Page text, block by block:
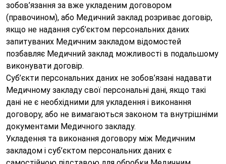
зобов’язання за вже укладеним договором
(правочином), або Медичний заклад розриває договір,
якщо не надання суб’єктом персональних даних
запитуваних Медичним закладом відомостей
позбавляє Медичний заклад можливості в подальшому
виконувати договір.
Суб’єкти персональних даних не зобов’язані надавати
Медичному закладу свої персональні дані, якщо такі
дані не є необхідними для укладення і виконання
договору, або не вимагаються законом та внутрішніми
документами Медичного закладу.
Укладення та виконання договору між Медичним
закладом і суб’єктом персональних даних є
Залиште Ваші контактні дані